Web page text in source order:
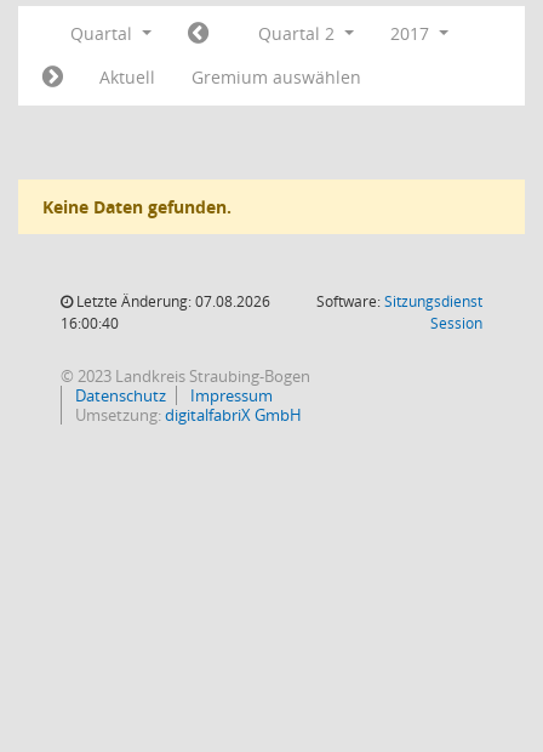
Quartal Quartal 2
2017
Aktuell
Gremium auswählen
Keine Daten gefunden.
Letzte Änderung: 07.08.2026
16:00:40
Software:Sitzungsdienst
Session(Wird in
© 2023 Landkreis Straubing-Bogen
Datenschutz
Impressum
Umsetzung:digitalfabriX GmbH